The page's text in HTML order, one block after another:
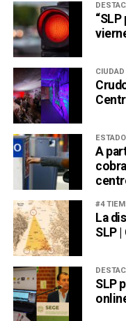
CIUDAD
ESTADO
A
#4
La
SLP
SLP